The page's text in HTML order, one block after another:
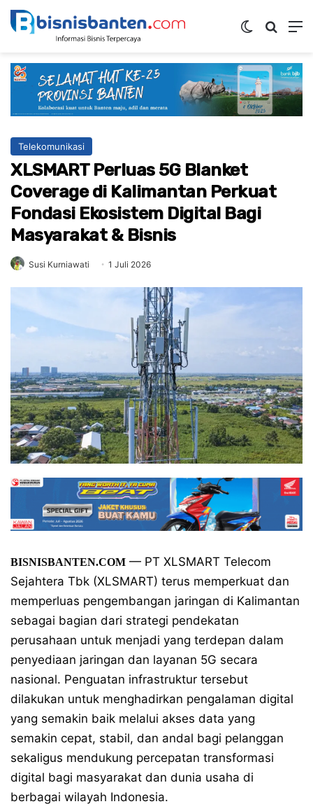
Switch skin
Telekomunikasi
XLSMART Perluas 5G Blanket
Coverage di Kalimantan Perkuat
Fondasi Ekosistem Digital Bagi
Masyarakat & Bisnis
Susi Kurniawati 1 Juli 2026
BISNISBANTEN.COM — PT XLSMART Telecom
Sejahtera Tbk (XLSMART) terus memperkuat dan
memperluas pengembangan jaringan di Kalimantan
sebagai bagian dari strategi pendekatan
perusahaan untuk menjadi yang terdepan dalam
penyediaan jaringan dan layanan 5G secara
nasional. Penguatan infrastruktur tersebut
dilakukan untuk menghadirkan pengalaman digital
yang semakin baik melalui akses data yang
semakin cepat, stabil, dan andal bagi pelanggan
sekaligus mendukung percepatan transformasi
digital bagi masyarakat dan dunia usaha di
berbagai wilayah Indonesia.